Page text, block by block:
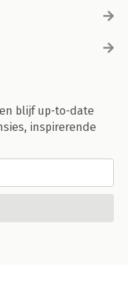
blijf up-to-date
inspirerende